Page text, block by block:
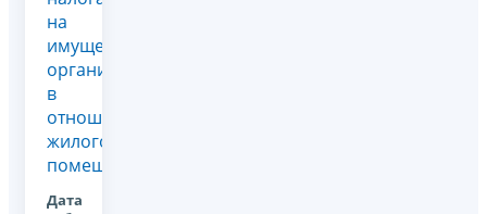
на
имущество
организаций
в
отношении
жилого
помещения
Дата